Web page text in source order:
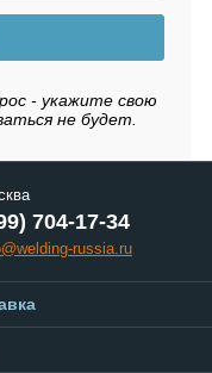
- укажите свою
не будет.
704-17-34
russia.ru